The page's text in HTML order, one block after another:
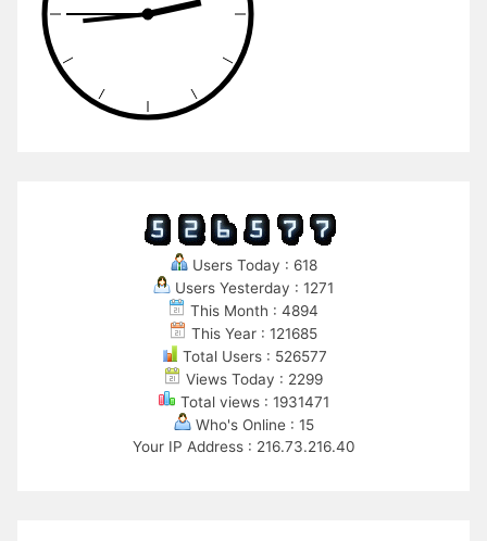
Users Today : 618
Users Yesterday : 1271
This Month : 4894
This Year : 121685
Total Users : 526577
Views Today : 2299
Total views : 1931471
Who's Online : 15
Your IP Address : 216.73.216.40